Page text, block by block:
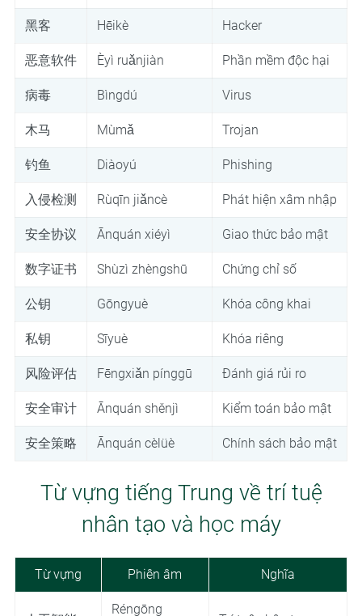
黑客 Hēikè Hacker
恶意软件 Èyì ruǎnjiàn Phần mềm độc hại
病毒 Bìngdú Virus
木马 Mùmǎ Trojan
钓鱼 Diàoyú Phishing
入侵检测 Rùqīn jiǎncè Phát hiện xâm nhập
安全协议 Ānquán xiéyì Giao thức bảo mật
数字证书 Shùzì zhèngshū Chứng chỉ số
公钥 Gōngyuè Khóa công khai
私钥 Sīyuè Khóa riêng
风险评估 Fēngxiǎn pínggū Đánh giá rủi ro
安全审计 Ānquán shěnjì Kiểm toán bảo mật
安全策略 Ānquán cèlüè Chính sách bảo mật
Từ vựng tiếng Trung về trí tuệ
nhân tạo và học máy
Từ vựng Phiên âm Nghĩa
Réngōng